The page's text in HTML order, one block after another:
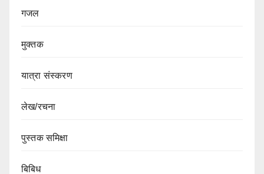
गजल
मुक्तक
यात्रा संस्करण
लेख/रचना
पुस्तक समिक्षा
बिबिध